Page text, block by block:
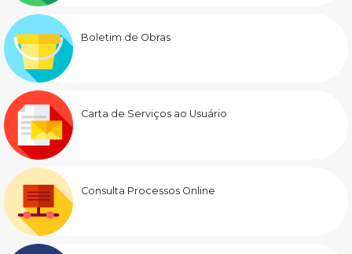
Boletim de Obras
Carta de Serviços ao Usuário
Consulta Processos Online